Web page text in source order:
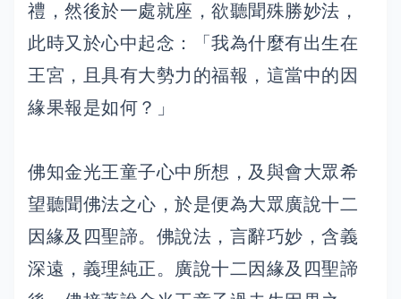
禮，然後於一處就座，欲聽聞殊勝妙法，
此時又於心中起念：「我為什麼有出生在
王宮，且具有大勢力的福報，這當中的因
緣果報是如何？」
佛知金光王童子心中所想，及與會大眾希
望聽聞佛法之心，於是便為大眾廣說十二
因緣及四聖諦。佛說法，言辭巧妙，含義
深遠，義理純正。廣說十二因緣及四聖諦